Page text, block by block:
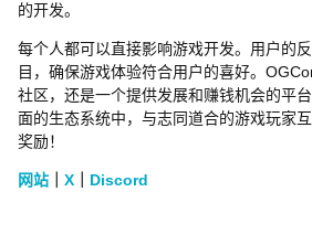
的开发。
每个人都可以直接影响游戏开发。用户的
目，确保游戏体验符合用户的喜好。
社区，还是一个提供发展和赚钱机会的平
面的生态系统中，与志同道合的游戏玩家
奖励！
网站 X Discord